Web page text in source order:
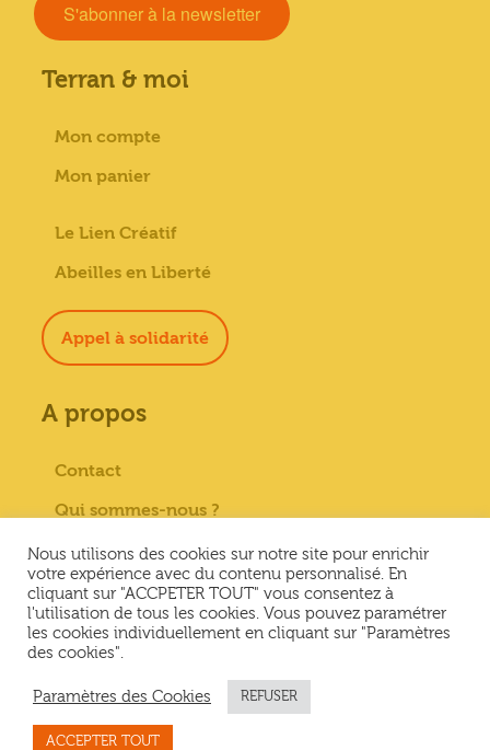
S'abonner à la newsletter
Terran & moi
Mon compte
Mon panier
Le Lien Créatif
Abeilles en Liberté
Appel à solidarité
A propos
Contact
Qui sommes-nous ?
Paiement sécurisé
Mentions Légales
Conditions générales de vente
Politique de confidentialité
Nous utilisons des cookies sur notre site pour enrichir
votre expérience avec du contenu personnalisé. En
cliquant sur "ACCPETER TOUT" vous consentez à
l'utilisation de tous les cookies. Vous pouvez paramétrer
les cookies individuellement en cliquant sur "Paramètres
des cookies".
Paramètres des Cookies REFUSER
ACCEPTER TOUT